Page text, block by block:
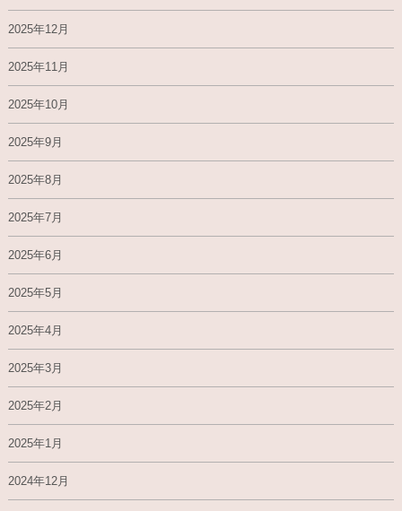
2025年12月
2025年11月
2025年10月
2025年9月
2025年8月
2025年7月
2025年6月
2025年5月
2025年4月
2025年3月
2025年2月
2025年1月
2024年12月